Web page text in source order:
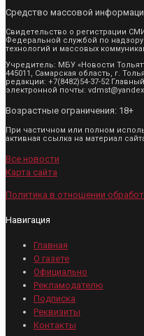
Средство массовой
Свидетельство о регистрации
Федеральной службой по
технологий и массовых
Учредитель: МБУ «Новости
445011, Самарская область, г.
редакции: +7(8482)54-37-52
электронной почты:
Возрастные ограничения: 18+
При частичном или полном
активная ссылка на материал
Все новости
Карта сайта
Политика в отношении
Навигация
Главная
О газете
Официально
Рекламодателю
Подписка
Реквизиты
Контакты